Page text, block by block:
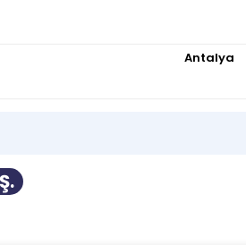
Antalya